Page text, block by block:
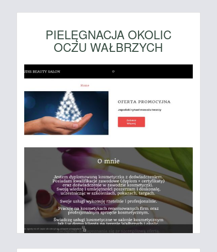
PIELĘGNACJA OKOLIC
OCZU WAŁBRZYCH